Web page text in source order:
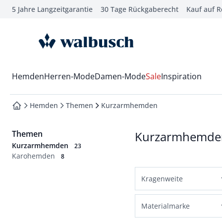
springen
springen
springen
5 Jahre Langzeitgarantie 30 Tage Rückgaberecht Kauf auf
zur Startseite
Wechsel in das Menü mit Pfeil-Runter Taste
HemdenHerren-ModeDamen-ModeSaleInspiration
zur Startseite
Hemden Themen Kurzarmhemden
Themen
Kurzarmhemden 23
Karohemden 8
Kragenweite
38 39 40 41
42 43 44 45
Materialmarke